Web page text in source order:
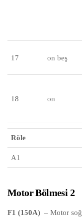
17 on beş
18 on
Röle
A1
Motor Bölmesi 2
F1 (150A) – Motor